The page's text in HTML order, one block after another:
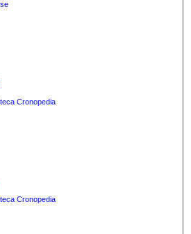
Cronopedia
Cronopedia